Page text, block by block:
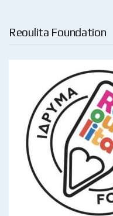
Reoulita Foundation